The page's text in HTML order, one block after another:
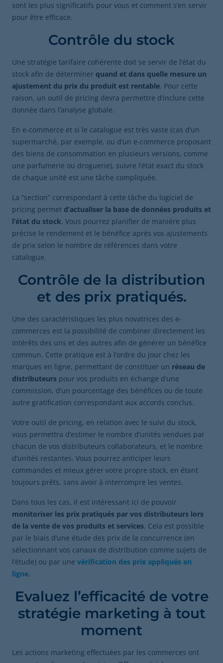
sont les plus significatifs pour vous et comment s’en servir
pour être efficace.
Contrôle du stock
Une stratégie tarifaire cohérente doit se servir de l’état du
stock afin de déterminer quand et dans quelle mesure un
ajustement du prix du produit est rentable. Pour cette
raison, un outil de pricing devra permettre d’inclure cette
donnée dans l’analyse globale.
En e-commerce et si le catalogue est très vaste (cas d’un
supermarché, par exemple, ou d’un e-commerce proposant
des biens de consommation en plusieurs versions, comme
une parfumerie ou droguerie), suivre l’état exact du stock
de chaque unité est une tâche compliquée.
La “section” correspondant à cette tâche du logiciel de
pricing permet d’actualiser la base de données produits et
l’état du stock. Vous pourrez planifier de manière plus
précise le rendement et le bénéfice après vos ajustements
de prix selon le nombre de références dans votre
catalogue.
Contrôle de la distribution
et des prix pratiqués.
Une des caractéristiques les plus novatrices des e-
commerces est la possibilité de combiner directement les
intérêts des uns et des autres afin de générer un bénéfice
commun. Cette pratique est à l’ordre du jour chez les
marques en ligne, permettant de constituer un réseau de
distributeurs pour vos produits en échange d’une
commission, d’un pourcentage des bénéfices ou de toute
autre gratification correspondant aux accords conclus.
Votre outil de pricing, en relation avec le suivi du stock,
vous permettra d’estimer le nombre d’unités vendues par
chacun de vos distributeurs collaborateurs, et le nombre
d’unités restantes. Vous pourrez anticiper leurs
commandes et mieux gérer votre propre stock, en étant
toujours prêts, sans avoir à interrompre les ventes.
Dans tous les cas, il est intéressant ici de pouvoir
monitoriser les prix pratiqués par vos distributeurs lors
de la vente de vos produits et services. Cela est possible
par le biais d’une étude des prix de la concurrence (en
sélectionnant vos canaux de distribution comme sujets de
l’étude) ou par une vérification des prix appliqués en
ligne.
Evaluez l’efficacité de votre
stratégie marketing à tout
moment
Les actions marketing effectuées par les commerces ont